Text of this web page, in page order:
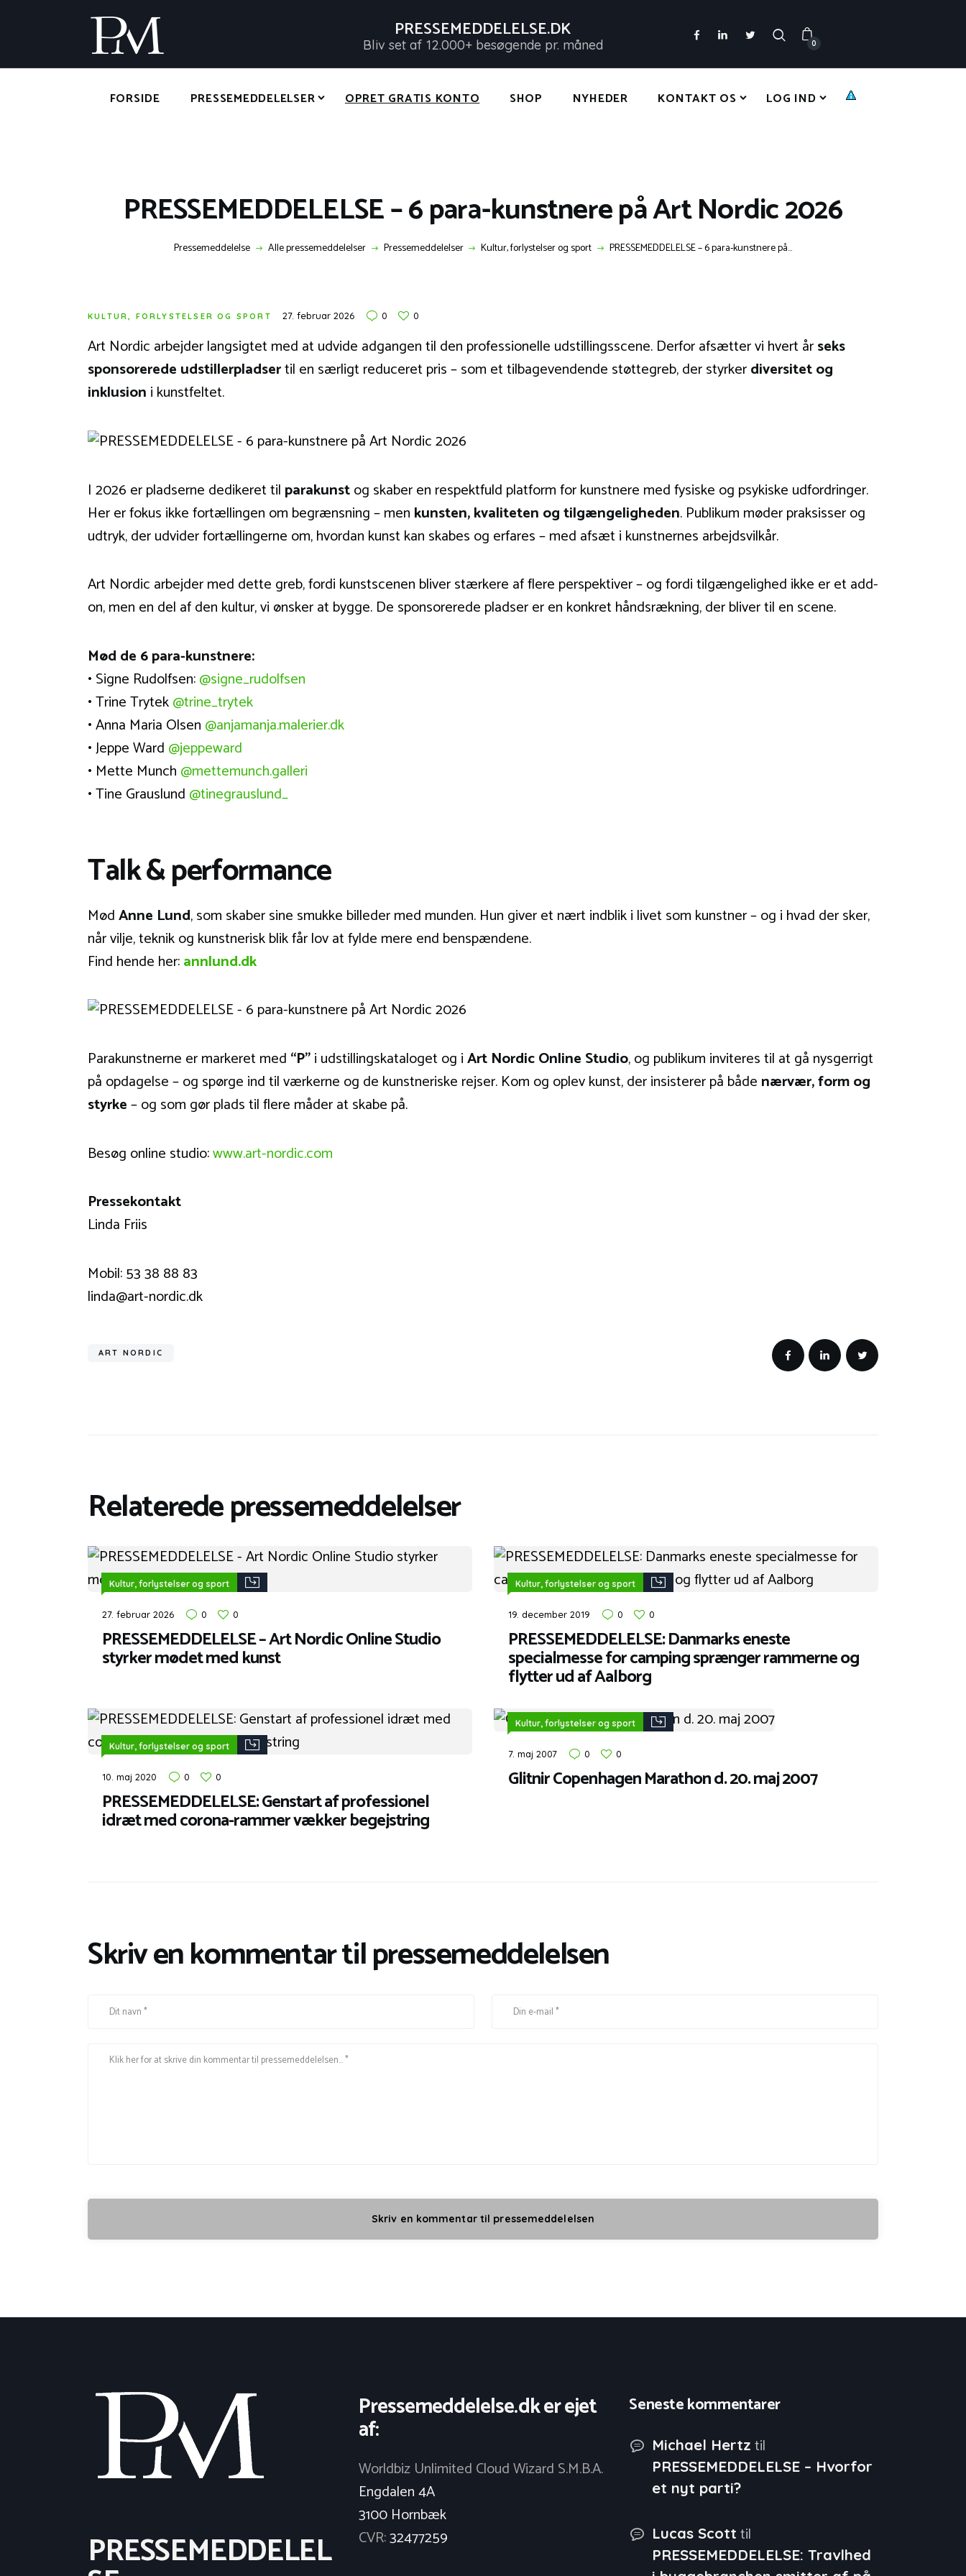
PRESSEMEDDELELSE.DK
Bliv set af 12.000+ besøgende pr. måned 0
FORSIDE PRESSEMEDDELELSER OPRET GRATIS KONTO SHOP NYHEDER KONTAKT OS LOG IND
PRESSEMEDDELELSE – 6 para-kunstnere på Art Nordic 2026
Pressemeddelelse Alle pressemeddelelser Pressemeddelelser Kultur, forlystelser og sport PRESSEMEDDELELSE – 6 para-kunstnere på...
PRESSEMEDDELELSE.DK
FORSIDE
PRESSEMEDDELELSER
OPRET GRATIS KONTO
LOG IND
KULTUR, FORLYSTELSER OG SPORT 27. februar 2026 0 0
Art Nordic arbejder langsigtet med at udvide adgangen til den professionelle udstillingsscene. Derfor afsætter vi hvert årseks
sponsorerede udstillerpladsertil en særligt reduceret pris – som et tilbagevendende støttegreb, der styrkerdiversitet og
inklusion i kunstfeltet.
I 2026 er pladserne dedikeret til parakunstog skaber en respektfuld platform for kunstnere med fysiske og psykiske udfordringer.
Her er fokus ikke fortællingen om begrænsning – men kunsten, kvaliteten og tilgængeligheden. Publikum møder praksisser og
udtryk, der udvider fortællingerne om, hvordan kunst kan skabes og erfares – med afsæt i kunstnernes arbejdsvilkår.
Art Nordic arbejder med dette greb, fordi kunstscenen bliver stærkere af flere perspektiver – og fordi tilgængelighed ikke er et add-
on, men en del af den kultur, vi ønsker at bygge. De sponsorerede pladser er en konkret håndsrækning, der bliver til en scene.
Mød de 6 para-kunstnere:
• Signe Rudolfsen:@signe_rudolfsen
• Trine Trytek@trine_trytek
• Anna Maria Olsen @anjamanja.malerier.dk
• Jeppe Ward @jeppeward
• Mette Munch @mettemunch.galleri
• Tine Grauslund @tinegrauslund_
Talk & performance
MødAnne Lund, som skaber sine smukke billeder med munden. Hun giver et nært indblik i livet som kunstner – og i hvad der sker,
når vilje, teknik og kunstnerisk blik får lov at fylde mere end benspændene.
Find hende her:annlund.dk
Parakunstnerne er markeret med “P”i udstillingskataloget og iArt Nordic Online Studio, og publikum inviteres til at gå nysgerrigt
på opdagelse – og spørge ind til værkerne og de kunstneriske rejser. Kom og oplev kunst, der insisterer på både nærvær, form og
styrke– og som gør plads til flere måder at skabe på.
Besøg online studio:www.art-nordic.com
Pressekontakt
Linda Friis
Mobil: 53 38 88 83
linda@art-nordic.dk
ART NORDIC
Relaterede pressemeddelelser
Kultur, forlystelser og sport
27. februar 2026 0 0
PRESSEMEDDELELSE – Art Nordic Online Studio
styrker mødet med kunst
Kultur, forlystelser og sport
19. december 2019 0 0
PRESSEMEDDELELSE: Danmarks eneste
specialmesse for camping sprænger rammerne og
flytter ud af Aalborg
Kultur, forlystelser og sport
10. maj 2020 0 0
PRESSEMEDDELELSE: Genstart af professionel
idræt med corona-rammer vækker begejstring
Kultur, forlystelser og sport
7. maj 2007 0 0
Glitnir Copenhagen Marathon d. 20. maj 2007
Skriv en kommentar til pressemeddelelsen
PRESSEMEDDELEL
Pressemeddelelse.dk er ejet
af:
Worldbiz Unlimited Cloud Wizard S.M.B.A.
Engdalen 4A
3100 Hornbæk
CVR:32477259
Seneste kommentarer
Michael Hertz til
PRESSEMEDDELELSE – Hvorfor
et nyt parti?
Lucas Scott til
PRESSEMEDDELELSE: Travlhed